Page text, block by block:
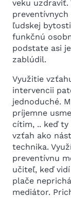
veku
ľudskej
funkčnú
podstate asi
zablúdil.
Využitie
intervencii
jednoduché.
príjemne
cítim, .. keď ty
vzťah ako
technika.
preventívnu
učiteľ, keď
plače
mediátor.